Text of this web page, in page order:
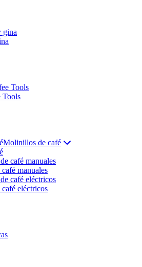
Tools
Molinillos de café
manuales
eléctricos